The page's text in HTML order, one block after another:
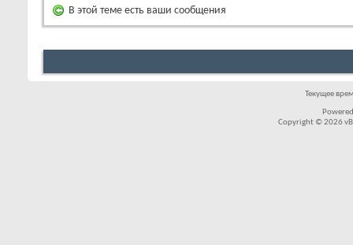
В этой теме есть ваши сообщения
Текущее
Copyright © 2026